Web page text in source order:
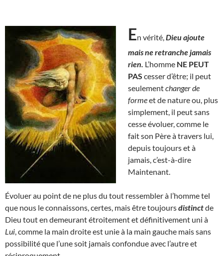
En vérité, Dieu ajoute
mais ne retranche jamais
rien. L’homme NE PEUT
PAS cesser d’être; il peut
seulementchanger de
formeet de nature ou, plus
simplement, il peut sans
cesse évoluer, comme le
fait son Père à travers lui,
depuis toujours et à
jamais, c’est-à-dire
Maintenant.
Évoluer au point de ne plus du tout ressembler à l’homme tel
que nous le connaissons, certes, mais être toujoursdistinctde
Dieu tout en demeurant étroitement et définitivement uni à
Lui , comme la main droite est unie à la main gauche mais sans
possibilité que l’une soit jamais confondue avec l’autre et